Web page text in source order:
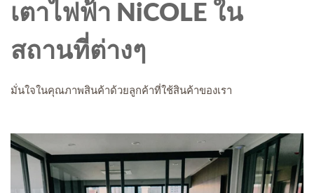
เตาไฟฟ้า NiCOLE ใน
สถานที่ต่างๆ
มั่นใจในคุณภาพสินค้าด้วยลูกค้าที่ใช้สินค้าของเรา